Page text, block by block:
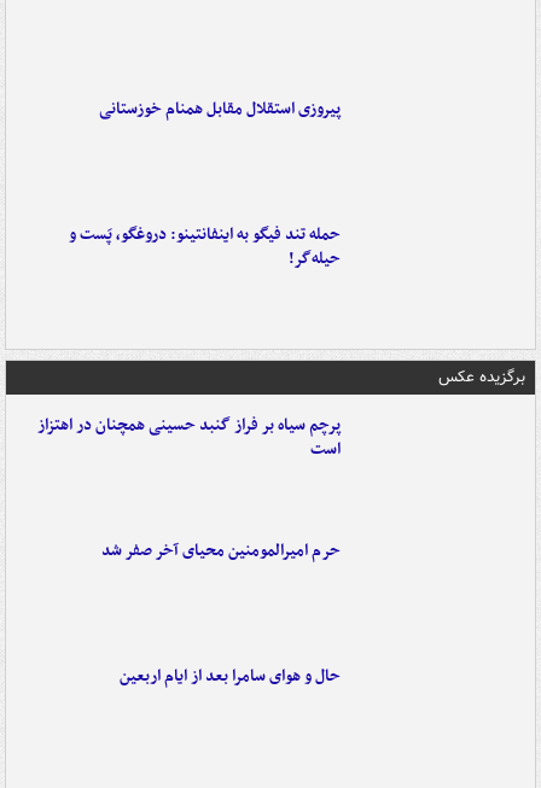
پیروزی استقلال مقابل همنام خوزستانی
حمله تند فیگو به اینفانتینو: دروغگو، پَست‌ و
حیله‌گر!
برگزیده عکس
پرچم سیاه بر فراز گنبد حسینی همچنان در اهتزاز
است
حرم امیرالمومنین محیای آخر صفر شد
حال و هوای سامرا بعد از ایام اربعین